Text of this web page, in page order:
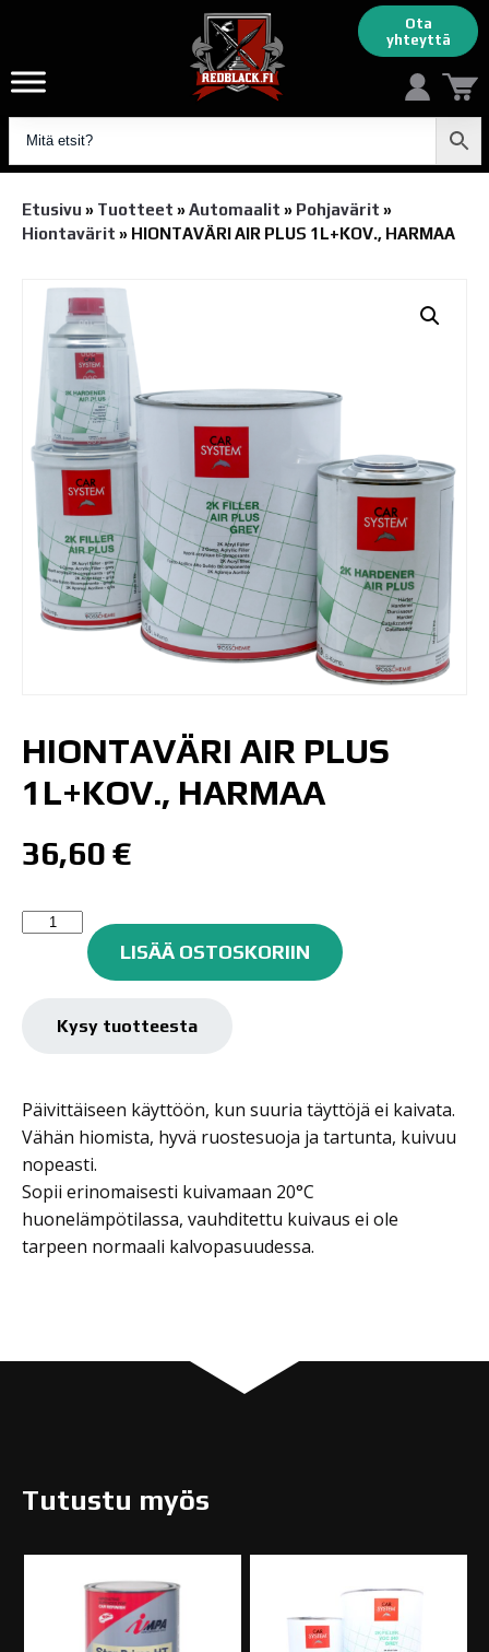
Ota
yhteyttä
Etusivu » Tuotteet » Automaalit » Pohjavärit »
Hiontavärit » HIONTAVÄRI AIR PLUS 1L+KOV., HARMAA
HIONTAVÄRI AIR PLUS
1L+KOV., HARMAA
36,60 €
HIONTAVÄRI
HARMAA
LISÄÄ OSTOSKORIIN
Kysy tuotteesta
Päivittäiseen käyttöön, kun suuria täyttöjä ei kaivata.
Vähän hiomista, hyvä ruostesuoja ja tartunta, kuivuu
nopeasti.
Sopii erinomaisesti kuivamaan 20°C
huonelämpötilassa, vauhditettu kuivaus ei ole
tarpeen normaali kalvopasuudessa.
Tutustu myös